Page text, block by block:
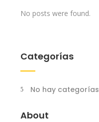
No posts were found.
Categorías
No hay categorías
About